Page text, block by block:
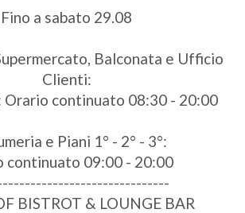
Fino a sabato 29.08
Balconata e Ufficio
Clienti:
continuato 08:30 - 20:00
e Piani 1° - 2° - 3°:
continuato 09:00 - 20:00
BISTROT & LOUNGE BAR